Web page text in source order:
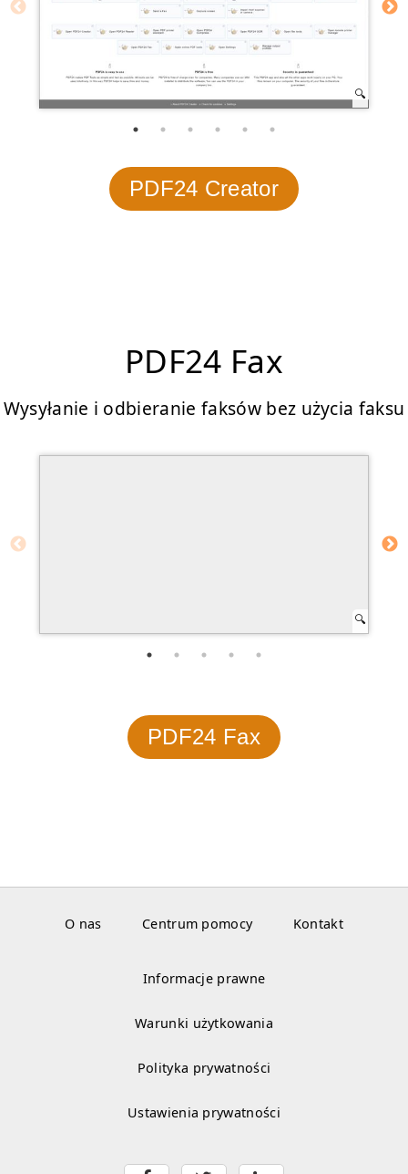
PDF24 Creator
PDF24 Fax
Wysyłanie i odbieranie faksów bez użycia faksu
PDF24 Fax
O nas Centrum pomocy Kontakt
Informacje prawne
Warunki użytkowania
Polityka prywatności
Ustawienia prywatności